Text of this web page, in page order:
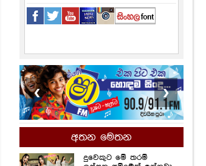
❮ ❯
අතන මෙතන
දුවෙකුට මේ තරම්
කියන්නෙම මොන තරම්
දෙයක්ද..? අක්කා - නගෝ
දෝණියි...